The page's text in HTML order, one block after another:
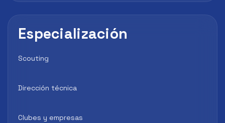
Especialización
Scouting
Dirección técnica
Clubes y empresas